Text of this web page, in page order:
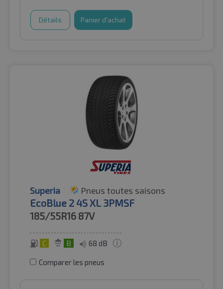
Détails Panier d'achat
Superia Pneus toutes saisons
EcoBlue 2 4S XL 3PMSF
185/55R16 87V
C B 68 dB
Comparer les pneus